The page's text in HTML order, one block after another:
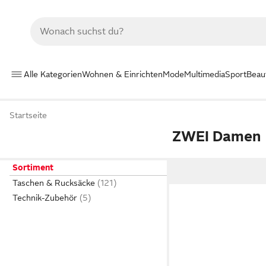
Alle KategorienWohnen & EinrichtenModeMultimediaSport
Startseite
ZWEI Damen
Sortiment
Taschen & Rucksäcke
Technik-Zubehör